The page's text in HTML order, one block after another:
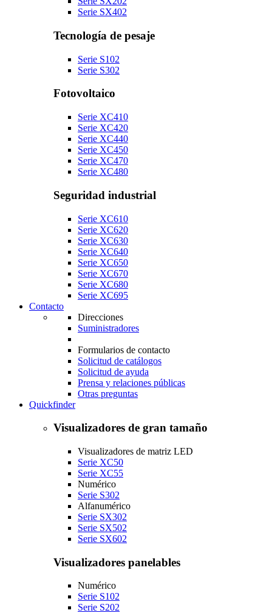
Serie SX402
Tecnología de pesaje
Serie S102
Serie S302
Fotovoltaico
Serie XC410
Serie XC420
Serie XC440
Serie XC450
Serie XC470
Serie XC480
Seguridad industrial
Serie XC610
Serie XC620
Serie XC630
Serie XC640
Serie XC650
Serie XC670
Serie XC680
Serie XC695
Contacto
Direcciones
Suministradores
Formularios de contacto
Solicitud de catálogos
Solicitud de ayuda
Prensa y relaciones públicas
Otras preguntas
Quickfinder
Visualizadores de gran tamaño
Visualizadores de matriz LED
Serie XC50
Serie XC55
Numérico
Serie S302
Alfanumérico
Serie SX302
Serie SX502
Serie SX602
Visualizadores panelables
Numérico
Serie S102
Serie S202